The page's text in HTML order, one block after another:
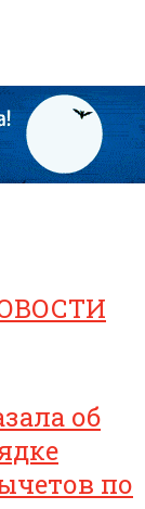
об
по